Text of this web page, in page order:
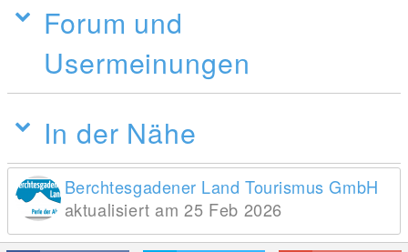
Forum und
Usermeinungen
In der Nähe
Berchtesgadener Land Tourismus GmbH
aktualisiert am 25 Feb 2026